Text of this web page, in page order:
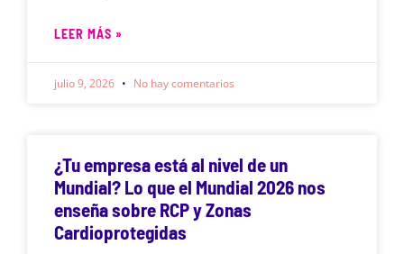
LEER MÁS »
julio 9, 2026 No hay comentarios
¿Tu empresa está al nivel de un
Mundial? Lo que el Mundial 2026 nos
enseña sobre RCP y Zonas
Cardioprotegidas